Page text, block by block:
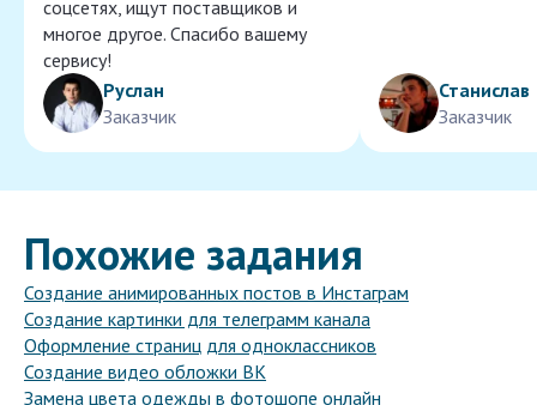
соцсетях, ищут поставщиков и
многое другое. Спасибо вашему
сервису!
Руслан
Заказчик
Станислав
Заказчик
Похожие задания
Создание анимированных постов в Инстаграм
Создание картинки для телеграмм канала
Оформление страниц для одноклассников
Создание видео обложки ВК
Замена цвета одежды в фотошопе онлайн